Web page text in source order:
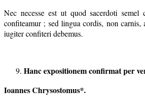
Nec necesse est ut quod sacerdoti semel
confiteamur ; sed lingua cordis, non carnis,
iugiter confiteri debemus.
Hanc expositionem confirmat per
Ioannes Chrysostomus*.